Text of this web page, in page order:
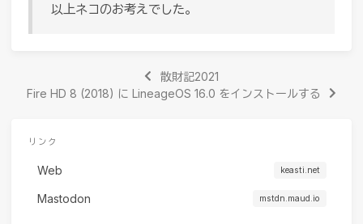
以上ネコのお考えでした。
散財記2021
Fire HD 8 (2018) に LineageOS 16.0 をインストールする
リンク
Web keasti.net
Mastodon mstdn.maud.io